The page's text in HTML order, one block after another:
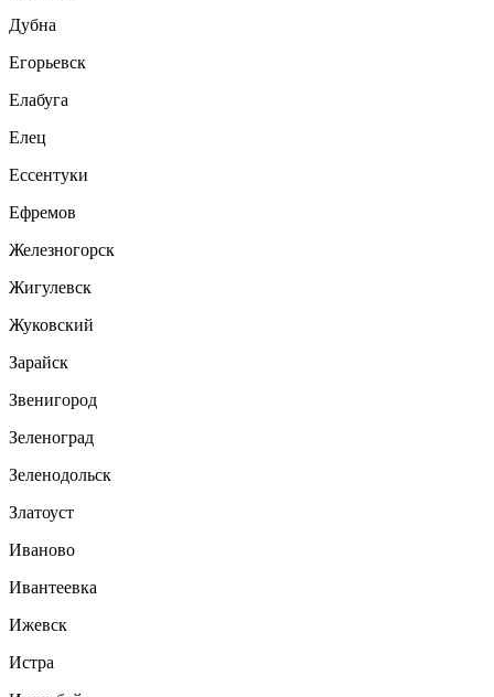
Дубна
Егорьевск
Елабуга
Елец
Ессентуки
Ефремов
Железногорск
Жигулевск
Жуковский
Зарайск
Звенигород
Зеленоград
Зеленодольск
Златоуст
Иваново
Ивантеевка
Ижевск
Истра